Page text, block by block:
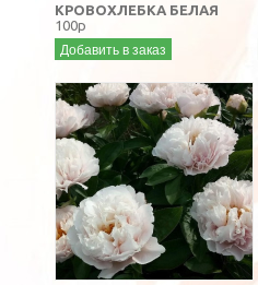
КРОВОХЛЕБКА БЕЛАЯ
100р
Добавить в заказ